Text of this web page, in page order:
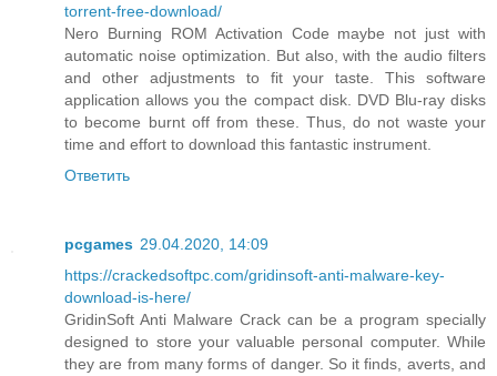
torrent-free-download/
Nero Burning ROM Activation Code maybe not just with
automatic noise optimization. But also, with the audio filters
and other adjustments to fit your taste. This software
application allows you the compact disk. DVD Blu-ray disks
to become burnt off from these. Thus, do not waste your
time and effort to download this fantastic instrument.
Ответить
pcgames 29.04.2020, 14:09
https://crackedsoftpc.com/gridinsoft-anti-malware-key-
download-is-here/
GridinSoft Anti Malware Crack can be a program specially
designed to store your valuable personal computer. While
they are from many forms of danger. So it finds, averts, and